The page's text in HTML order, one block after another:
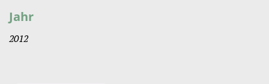
Jahr
2012